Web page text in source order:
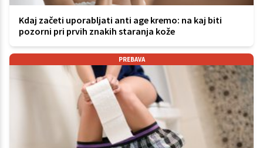
Kdaj začeti uporabljati anti age kremo: na kaj biti
pozorni pri prvih znakih staranja kože
PREBAVA